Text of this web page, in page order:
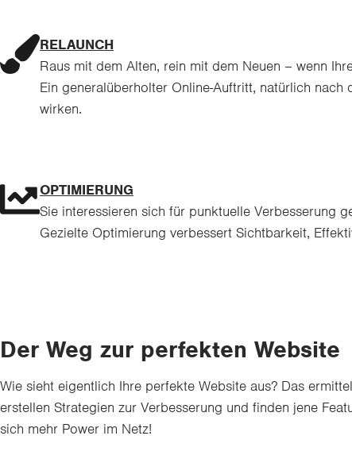
RELAUNCH
Raus mit dem Alten, rein mit dem Neuen – wenn
Ein generalüberholter Online-Auftritt, natürlich
wirken.
OPTIMIERUNG
Sie interessieren sich für punktuelle Verbesserung
Gezielte Optimierung verbessert Sichtbarkeit,
Der Weg zur perfekten Website
Wie sieht eigentlich Ihre perfekte Website aus? Das
erstellen Strategien zur Verbesserung und finden jene
sich mehr Power im Netz!